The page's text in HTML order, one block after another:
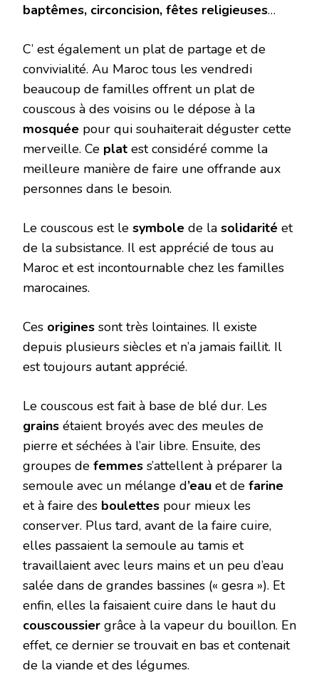
baptêmes, circoncision, fêtes religieuses…
C’ est également un plat de partage et de
convivialité. Au Maroc tous les vendredi
beaucoup de familles offrent un plat de
couscous à des voisins ou le dépose à la
mosquée pour qui souhaiterait déguster cette
merveille. Ce plat est considéré comme la
meilleure manière de faire une offrande aux
personnes dans le besoin.
Le couscous est le symbole de la solidarité et
de la subsistance. Il est apprécié de tous au
Maroc et est incontournable chez les familles
marocaines.
Ces origines sont très lointaines. Il existe
depuis plusieurs siècles et n’a jamais faillit. Il
est toujours autant apprécié.
Le couscous est fait à base de blé dur. Les
grains étaient broyés avec des meules de
pierre et séchées à l’air libre. Ensuite, des
groupes de femmes s’attellent à préparer la
semoule avec un mélange d’eau et de farine
et à faire des boulettes pour mieux les
conserver. Plus tard, avant de la faire cuire,
elles passaient la semoule au tamis et
travaillaient avec leurs mains et un peu d’eau
salée dans de grandes bassines (« gesra »). Et
enfin, elles la faisaient cuire dans le haut du
couscoussier grâce à la vapeur du bouillon. En
effet, ce dernier se trouvait en bas et contenait
de la viande et des légumes.